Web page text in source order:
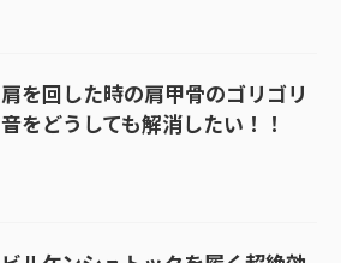
肩を回した時の肩甲骨のゴリゴリ
音をどうしても解消したい！！